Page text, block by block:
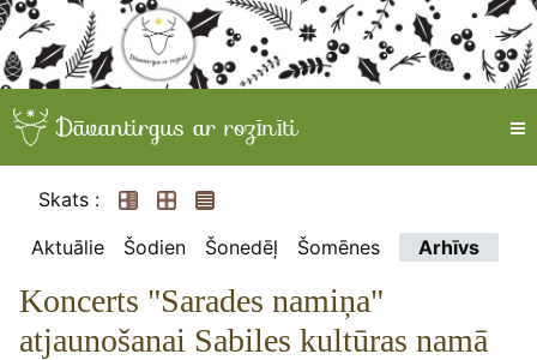
Skats :
Aktuālie
Šodien Šonedēļ Šomēnes Arhīvs
Koncerts "Sarades namiņa"
atjaunošanai Sabiles kultūras namā